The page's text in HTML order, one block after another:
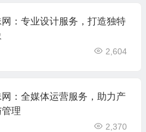
网：专业设计服务，打造独特
2,604
网：全媒体运营服务，助力产
理
2,370